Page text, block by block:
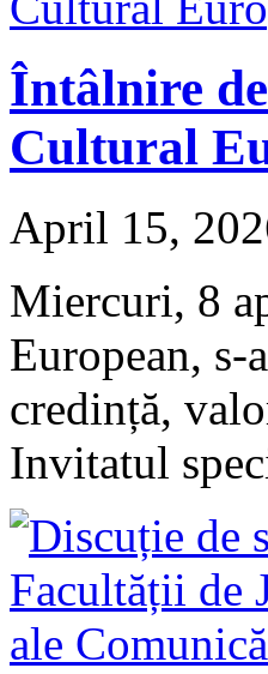
Întâlnire
Cultural
April 15,
Miercuri, 8
European, s-
credință,
Invitatul